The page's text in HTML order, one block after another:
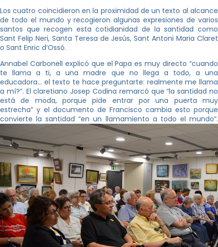
Los cuatro coincidieron en la proximidad de un texto al alcance
de todo el mundo y recogieron algunas expresiones de varios
santos que recogen esta cotidianidad de la santidad como
Sant Felip Neri, Santa Teresa de Jesús, Sant Antoni Maria Claret
o Sant Enric d’Ossó.
Annabel Carbonell explicó que el Papa es muy directo “cuando
te llama a ti, a una madre que no llega a todo, a una
educadora… el texto te hace preguntarte: realmente me llama
a mí?”. El claretiano Josep Codina remarcó que “la santidad no
está de moda, porque pide entrar por una puerta muy
estrecha” y el documento de Francisco cambia esto porque
convierte la santidad “en un llamamiento a todo el mundo”.